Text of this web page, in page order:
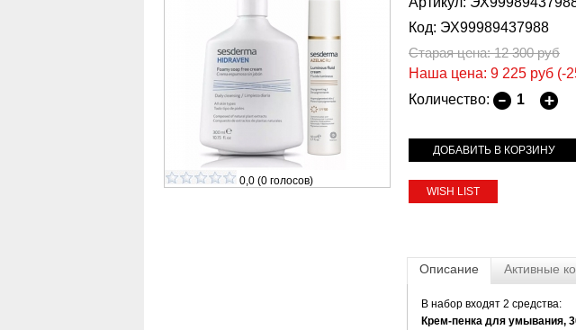
0,0 (0 голосов)
Код: ЭХ99989437988
Старая цена: 12 300руб
Наша цена: 9 225 руб (-
Количество:
WISH LIST
Описание Активные
В набор входят 2 средства:
Крем-пенка для умывания,